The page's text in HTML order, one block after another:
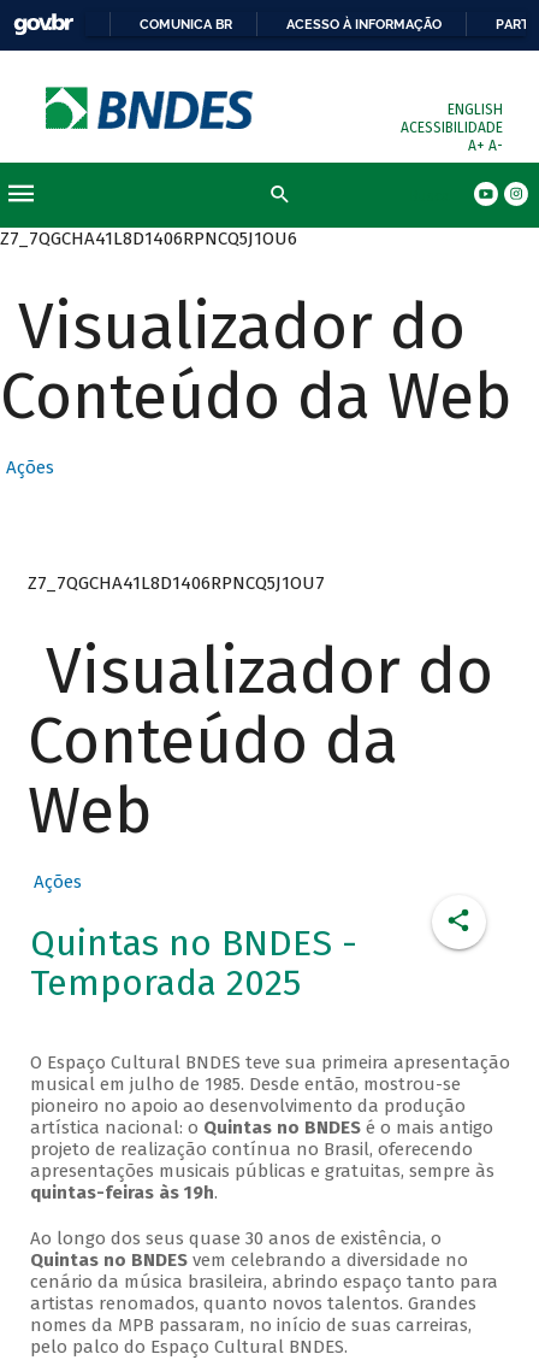
COMUNICA BR ACESSO À INFORMAÇÃO
ENGLISH
ACESSIBILIDADE
A+ A-
Z7_7QGCHA41L8D1406RPNCQ5J1OU6
Visualizador do
Conteúdo da Web
Ações
Z7_7QGCHA41L8D1406RPNCQ5J1OU7
Visualizador do
Conteúdo da
Web
Ações
Quintas no BNDES -
Temporada 2025
O Espaço Cultural BNDES teve sua primeira apresentação
musical em julho de 1985. Desde então, mostrou-se
pioneiro no apoio ao desenvolvimento da produção
artística nacional: o Quintas no BNDESé o mais antigo
projeto de realização contínua no Brasil, oferecendo
apresentações musicais públicas e gratuitas, sempre às
quintas-feiras às 19h.
Ao longo dos seus quase 30 anos de existência, o
Quintas no BNDESvem celebrando a diversidade no
cenário da música brasileira, abrindo espaço tanto para
artistas renomados, quanto novos talentos. Grandes
nomes da MPB passaram, no início de suas carreiras,
pelo palco do Espaço Cultural BNDES.